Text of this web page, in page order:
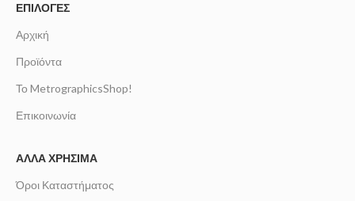
ΕΠΙΛΟΓΈΣ
Αρχική
Προϊόντα
Το MetrographicsShop!
Επικοινωνία
ΆΛΛΑ ΧΡΉΣΙΜΑ
Όροι Καταστήματος